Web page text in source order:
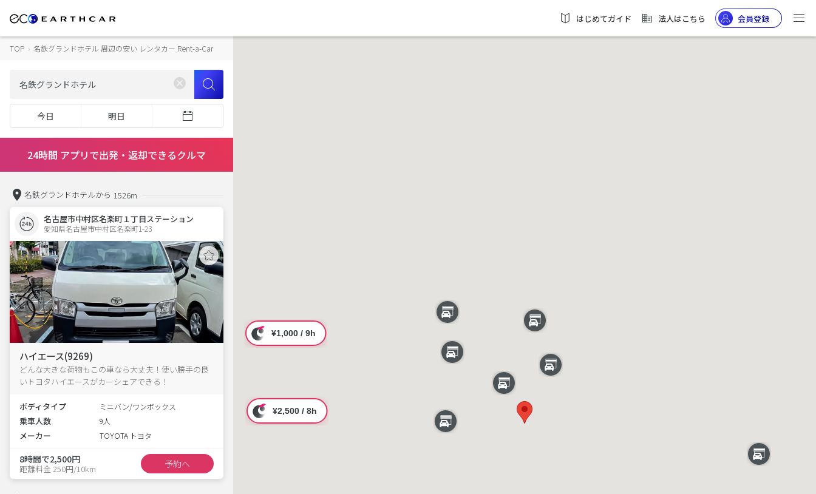
はじめてガイド 法人はこちら 会員登録
TOP › 名鉄グランドホテル 周辺の安い レンタカー Rent-a-Car
今日 明日
24時間 アプリで出発・返却できるクルマ
名鉄グランドホテルから 1526m
名古屋市中村区名楽町１丁目ステーション
愛知県名古屋市中村区名楽町1-23
ハイエース(9269)
どんな大きな荷物もこの車なら大丈夫！使い勝手の良
いトヨタハイエースがカーシェアできる！
ボディタイプ ミニバン/ワンボックス
乗車人数 9人
メーカー TOYOTA トヨタ
8時間で2,500円
距離料金 250円/10km 予約へ